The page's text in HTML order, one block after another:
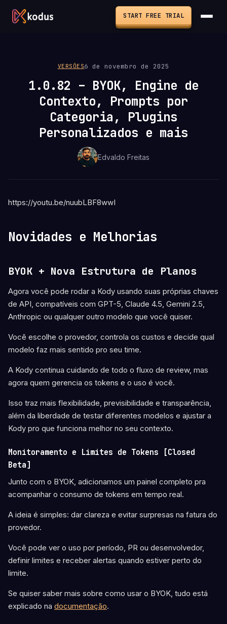
START FREE TRIAL
VERSÕES6 de novembro de 2025
1.0.82 – BYOK, Engine de
Contexto, Prompts por
Categoria, Plugins
Personalizados e mais
Edvaldo Freitas
https://youtu.be/nuubLBF8wwI
Novidades e Melhorias
BYOK + Nova Estrutura de Planos
Agora você pode rodar a Kody usando suas próprias chaves
de API, compatíveis com GPT-5, Claude 4.5, Gemini 2.5,
Anthropic ou qualquer outro modelo que você quiser.
Você escolhe o provedor, controla os custos e decide qual
modelo faz mais sentido pro seu time.
A Kody continua cuidando de todo o fluxo de review, mas
agora quem gerencia os tokens e o uso é você.
Isso traz mais flexibilidade, previsibilidade e transparência,
além da liberdade de testar diferentes modelos e ajustar a
Kody pro que funciona melhor no seu contexto.
Monitoramento e Limites de Tokens [Closed
Beta]
Junto com o BYOK, adicionamos um painel completo pra
acompanhar o consumo de tokens em tempo real.
A ideia é simples: dar clareza e evitar surpresas na fatura do
provedor.
Você pode ver o uso por período, PR ou desenvolvedor,
definir limites e receber alertas quando estiver perto do
limite.
Se quiser saber mais sobre como usar o BYOK, tudo está
explicado na documentação.